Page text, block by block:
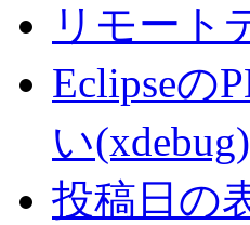
リモート
Eclipseの
い(xdebug)
投稿日の